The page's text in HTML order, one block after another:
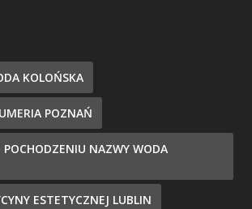
KOLOŃSKA
POZNAŃ
POCHODZENIU NAZWY WODA
ESTETYCZNEJ LUBLIN